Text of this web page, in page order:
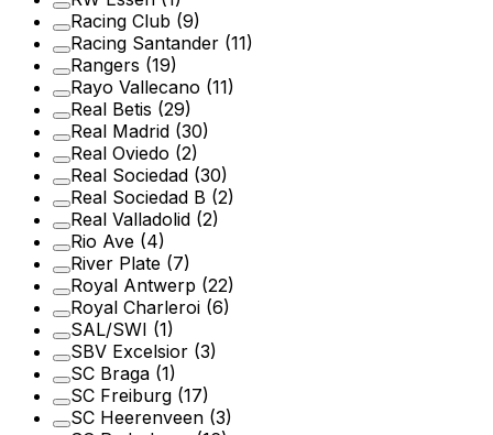
Racing Club (9)
Racing Santander (11)
Rangers (19)
Rayo Vallecano (11)
Real Betis (29)
Real Madrid (30)
Real Oviedo (2)
Real Sociedad (30)
Real Sociedad B (2)
Real Valladolid (2)
Rio Ave (4)
River Plate (7)
Royal Antwerp (22)
Royal Charleroi (6)
SAL/SWI (1)
SBV Excelsior (3)
SC Braga (1)
SC Freiburg (17)
SC Heerenveen (3)